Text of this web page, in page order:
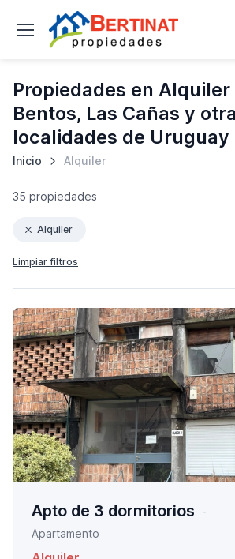
Propiedades en Alquiler
Bentos, Las Cañas y
localidades de Uruguay
Inicio Alquiler
35 propiedades
Alquiler
Limpiar filtros
Apto de 3 dormitorios
-
Apartamento